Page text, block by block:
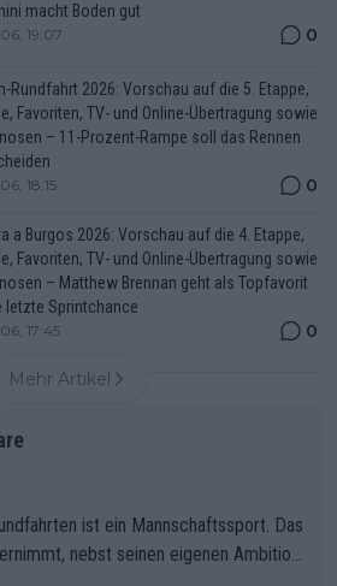
macht Boden gut
19:07 0
Rundfahrt 2026: Vorschau auf die 5. Etappe,
Favoriten, TV- und Online-Übertragung sowie
– 11-Prozent-Rampe soll das Rennen
18:15 0
a Burgos 2026: Vorschau auf die 4. Etappe,
Favoriten, TV- und Online-Übertragung sowie
– Matthew Brennan geht als Topfavorit
letzte Sprintchance
17:45 0
Mehr Artikel
ist ein Mannschaftssport. Das
nebst seinen eigenen Ambition